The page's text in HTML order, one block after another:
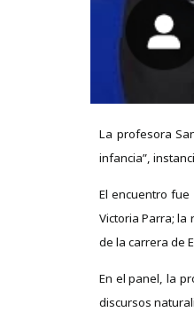
La profesora
infancia”,
El encuentro
Victoria Parra; la
de la carrera de
En el panel, la
discursos